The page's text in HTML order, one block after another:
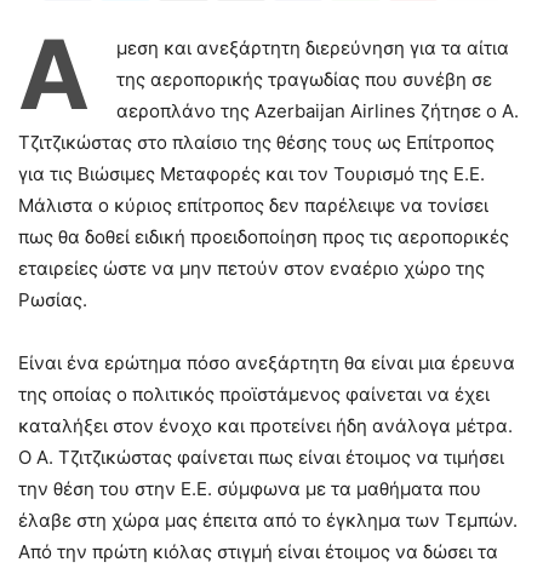
Ά
μεση και ανεξάρτητη διερεύνηση για τα αίτια
της αεροπορικής τραγωδίας που συνέβη σε
αεροπλάνο της Azerbaijan Airlines ζήτησε ο Α.
Τζιτζικώστας στο πλαίσιο της θέσης τους ως Επίτροπος
για τις Βιώσιμες Μεταφορές και τον Τουρισμό της Ε.Ε.
Μάλιστα ο κύριος επίτροπος δεν παρέλειψε να τονίσει
πως θα δοθεί ειδική προειδοποίηση προς τις αεροπορικές
εταιρείες ώστε να μην πετούν στον εναέριο χώρο της
Ρωσίας.
Είναι ένα ερώτημα πόσο ανεξάρτητη θα είναι μια έρευνα
της οποίας ο πολιτικός προϊστάμενος φαίνεται να έχει
καταλήξει στον ένοχο και προτείνει ήδη ανάλογα μέτρα.
Ο Α. Τζιτζικώστας φαίνεται πως είναι έτοιμος να τιμήσει
την θέση του στην Ε.Ε. σύμφωνα με τα μαθήματα που
έλαβε στη χώρα μας έπειτα από το έγκλημα των Τεμπών.
Από την πρώτη κιόλας στιγμή είναι έτοιμος να δώσει τα